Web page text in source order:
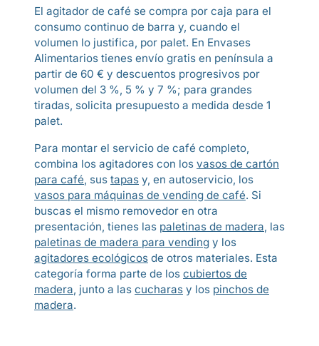
El agitador de café se compra por caja para el
consumo continuo de barra y, cuando el
volumen lo justifica, por palet. En Envases
Alimentarios tienes envío gratis en península a
partir de 60 € y descuentos progresivos por
volumen del 3 %, 5 % y 7 %; para grandes
tiradas, solicita presupuesto a medida desde 1
palet.
Para montar el servicio de café completo,
combina los agitadores con los vasos de cartón
para café, sus tapas y, en autoservicio, los
vasos para máquinas de vending de café. Si
buscas el mismo removedor en otra
presentación, tienes las paletinas de madera, las
paletinas de madera para vending y los
agitadores ecológicos de otros materiales. Esta
categoría forma parte de los cubiertos de
madera, junto a las cucharas y los pinchos de
madera.